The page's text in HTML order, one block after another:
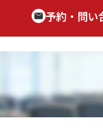
予約・問い